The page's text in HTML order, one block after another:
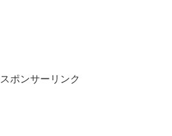
スポンサーリンク